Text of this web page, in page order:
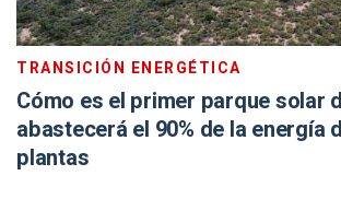
TRANSICIÓN ENERGÉTICA
Cómo es el primer parque solar
abastecerá el 90% de la energía
plantas